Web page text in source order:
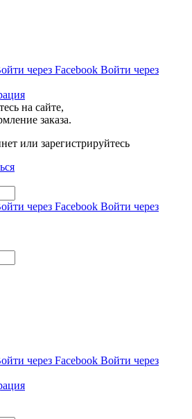
через Facebook Войти через
на сайте,
заказа.
или зарегистрируйтесь
через Facebook Войти через
через Facebook Войти через